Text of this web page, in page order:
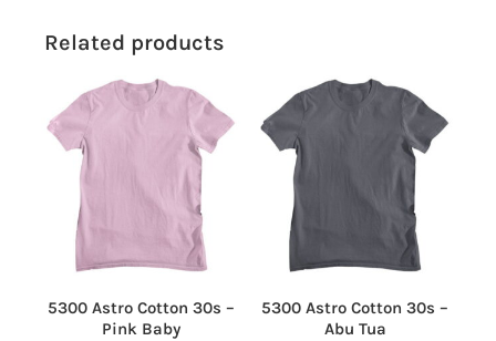
Related products
5300 Astro Cotton 30s –
Pink Baby
5300 Astro Cotton 30s –
Abu Tua